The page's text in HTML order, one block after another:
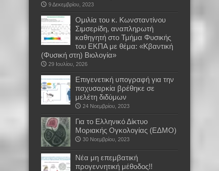
9 Δεκεμβρίου, 2023
Oμιλία του κ. Κωνσταντίνου
Σιμσερίδη, αναπληρωτή
καθηγητή στο Τμήμα Φυσικής
του ΕΚΠΑ με θέμα: «Κβαντική
(Φυσική στη) Βιολογία»
29 Ιουλίου, 2026
Επιγενετική υπογραφή για την
παχυσαρκία βρέθηκε σε
μελέτη διδύμων
24 Νοεμβρίου, 2023
Για το Ελληνικό Δίκτυο
Μοριακής Ογκολογίας (ΕΔΜΟ)
30 Νοεμβρίου, 2023
Νέα μη επεμβατική
προγεννητική μέθοδος!!